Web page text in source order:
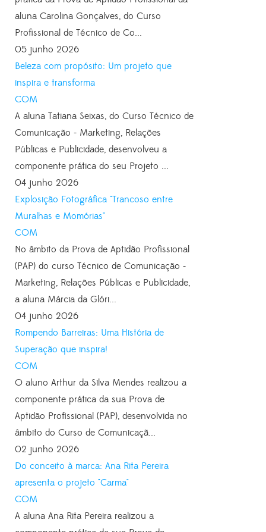
aluna Carolina Gonçalves, do Curso
Profissional de Técnico de Co...
05 junho 2026
Beleza com propósito: Um projeto que
inspira e transforma
COM
A aluna Tatiana Seixas, do Curso Técnico de
Comunicação - Marketing, Relações
Públicas e Publicidade, desenvolveu a
componente prática do seu Projeto ...
04 junho 2026
Explosição Fotográfica "Trancoso entre
Muralhas e Momórias"
COM
No âmbito da Prova de Aptidão Profissional
(PAP) do curso Técnico de Comunicação -
Marketing, Relações Públicas e Publicidade,
a aluna Márcia da Glóri...
04 junho 2026
Rompendo Barreiras: Uma História de
Superação que inspira!
COM
O aluno Arthur da Silva Mendes realizou a
componente prática da sua Prova de
Aptidão Profissional (PAP), desenvolvida no
âmbito do Curso de Comunicaçã...
02 junho 2026
Do conceito à marca: Ana Rita Pereira
apresenta o projeto "Carma"
COM
A aluna Ana Rita Pereira realizou a